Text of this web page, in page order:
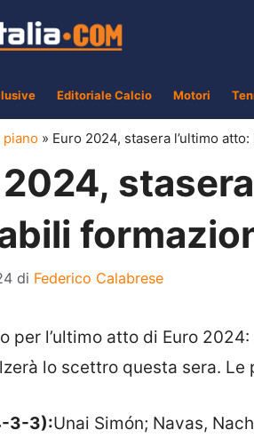
Editoriale Calcio Motori
piano » Euro 2024, stasera l’ultimo
di Federico Calabrese
per l’ultimo atto di Euro
lo scettro questa sera.
3-3):Unai Simón; Navas,